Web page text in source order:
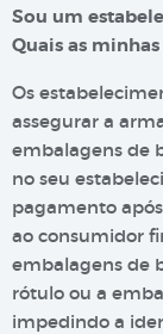
Sou um
Quais as
Os
assegurar a
embalagens de
no seu
pagamento
ao consumidor
embalagens de
rótulo ou a
impedindo a